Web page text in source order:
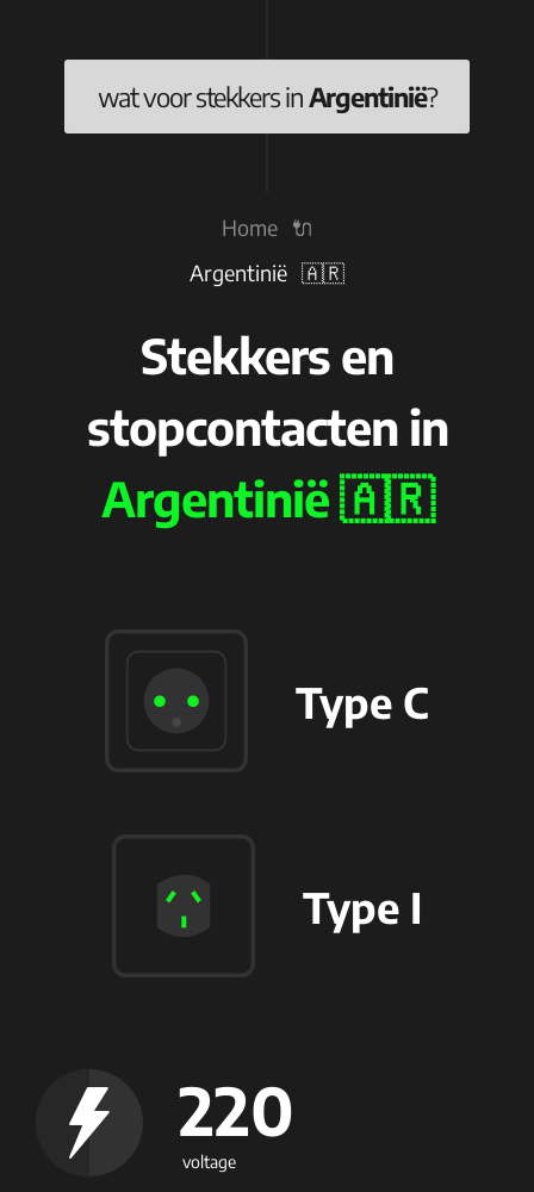
wat voor stekkers inArgentinië?
Home 🔌
Argentinië 🇦🇷
Stekkers en
stopcontacten in
Argentinië 🇦🇷
220
voltage
Type C
Type I